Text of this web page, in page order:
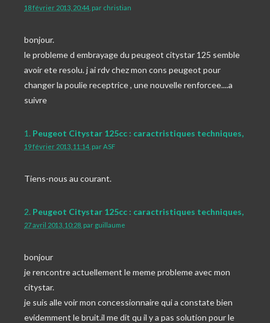
18 février 2013, 20:44 par christian
bonjour.
le probleme d embrayage du peugeot citystar 125 semble
avoir ete resolu. j ai rdv chez mon cons peugeot pour
changer la poulie receptrice , une nouvelle renforcee....a
suivre
1. Peugeot Citystar 125cc : caractristiques techniques,
19 février 2013, 11:14 parASF
Tiens-nous au courant.
2. Peugeot Citystar 125cc : caractristiques techniques,
27 avril 2013, 10:28 par guillaume
bonjour
je rencontre actuellement le meme probleme avec mon
citystar.
je suis alle voir mon concessionnaire qui a constate bien
evidemment le bruit.il me dit qu il y a pas solution pour le